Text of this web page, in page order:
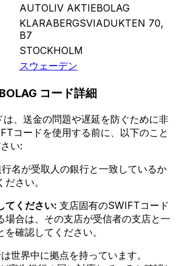
AUTOLIV AKTIEBOLAG
KLARABERGSVIADUKTEN 70,
B7
STOCKHOLM
スウェーデン
コード詳細
、送金の問題や遅延を防ぐために非
コードを使用する前に、以下のこと
い:
名が受取人の銀行と一致しているか
さい。
てください: 支店固有のSWIFTコード
場合は、その支店が受信者の支店と一
確認してください。
世界中に拠点を持っています。